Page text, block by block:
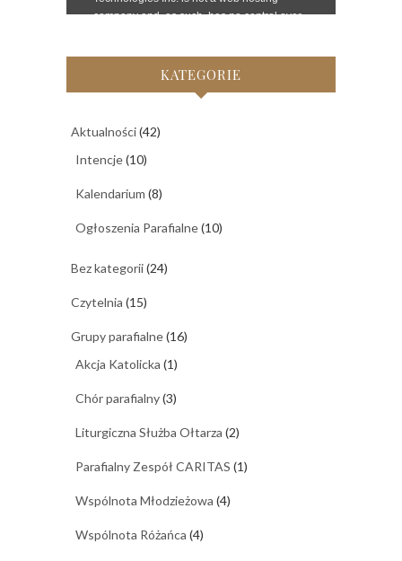
KATEGORIE
Aktualności(42)
Intencje(10)
Kalendarium (8)
Ogłoszenia Parafialne(10)
Bez kategorii(24)
Czytelnia (15)
Grupy parafialne(16)
Akcja Katolicka (1)
Chór parafialny(3)
Liturgiczna Służba Ołtarza (2)
Parafialny Zespół CARITAS (1)
Wspólnota Młodzieżowa (4)
Wspólnota Różańca (4)